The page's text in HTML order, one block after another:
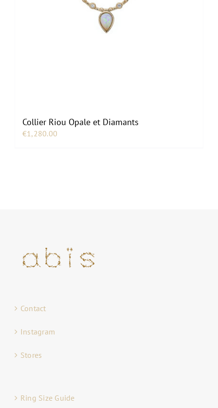
Collier Riou Opale et Diamants
€1,280.00
Contact
Instagram
Stores
Ring Size Guide